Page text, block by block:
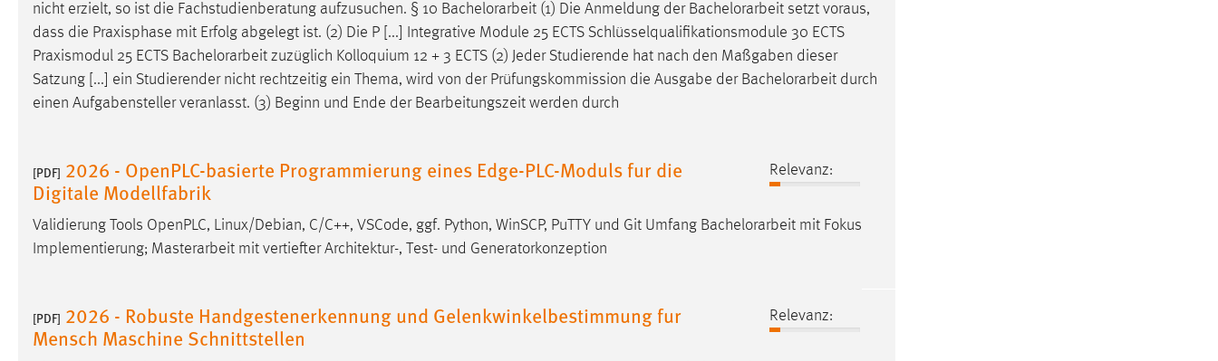
nicht erzielt, so ist die Fachstudienberatung aufzusuchen. § 10 Bachelorarbeit (1) Die Anmeldung der Bachelorarbeit setzt voraus,
dass die Praxisphase mit Erfolg abgelegt ist. (2) Die P [...] Integrative Module 25 ECTS Schlüsselqualifikationsmodule 30 ECTS
Praxismodul 25 ECTS Bachelorarbeit zuzüglich Kolloquium 12 + 3 ECTS (2) Jeder Studierende hat nach den Maßgaben dieser
Satzung [...] ein Studierender nicht rechtzeitig ein Thema, wird von der Prüfungskommission die Ausgabe der Bachelorarbeit durch
einen Aufgabensteller veranlasst. (3) Beginn und Ende der Bearbeitungszeit werden durch
[PDF] 2026 - OpenPLC-basierte Programmierung eines Edge-PLC-Moduls fur die
Digitale Modellfabrik
Relevanz:
Validierung Tools OpenPLC, Linux/Debian, C/C++, VSCode, ggf. Python, WinSCP, PuTTY und Git Umfang Bachelorarbeit mit Fokus
Implementierung; Masterarbeit mit vertiefter Architektur-, Test- und Generatorkonzeption
[PDF] 2026 - Robuste Handgestenerkennung und Gelenkwinkelbestimmung fur
Mensch Maschine Schnittstellen
Relevanz:
Matomo
Name: _pk_ref, _pk_cvar, _pk_id, _pk_ses
Zweck: Zugriffsstatistik
MARKETING
Marketing Cookies werden von Drittanbietern
verwendet, um personalisierte Werbung anzuzeigen.
Google Ads